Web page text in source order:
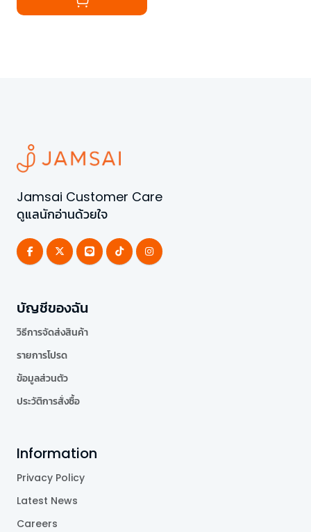
Jamsai Customer Care
ดูแลนักอ่านด้วยใจ
บัญชีของฉัน
วิธีการจัดส่งสินค้า
รายการโปรด
ข้อมูลส่วนตัว
ประวัติการสั่งซื้อ
Information
Privacy Policy
Latest News
Careers